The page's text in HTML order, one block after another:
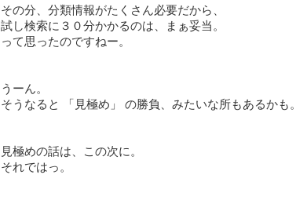
その分、分類情報がたくさん必要だから、
試し検索に３０分かかるのは、まぁ妥当。
って思ったのですねー。
うーん。
そうなると 「見極め」 の勝負、みたいな所もあるかも。
見極めの話は、この次に。
それではっ。